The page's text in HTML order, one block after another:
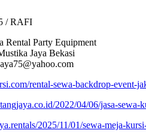
/ RAFI
Rental Party Equipment
Jaya Bekasi
rental-sewa-backdrop-event-
2022/04/06/jasa-sewa-
2025/11/01/sewa-meja-